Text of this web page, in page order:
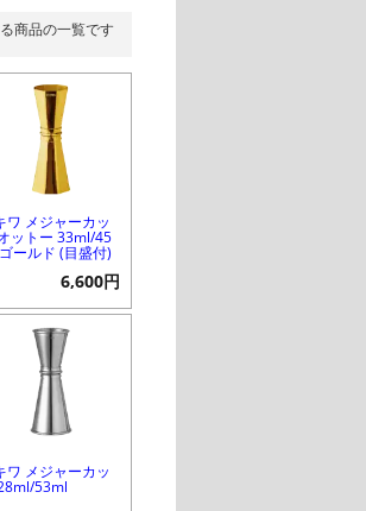
商品の一覧です
ワ メジャーカッ
ットー 33ml/45
ールド (目盛付)
6,600円
ワ メジャーカッ
53ml